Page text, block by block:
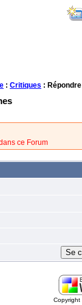
: Critiques : Répondre
ce Forum